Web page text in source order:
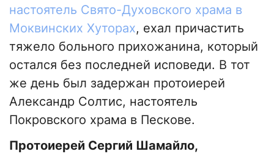
настоятель Свято-Духовского храма в
Моквинских Хуторах, ехал причастить
тяжело больного прихожанина, который
остался без последней исповеди. В тот
же день был задержан протоиерей
Александр Солтис, настоятель
Покровского храма в Пескове.
Протоиерей Сергий Шамайло,